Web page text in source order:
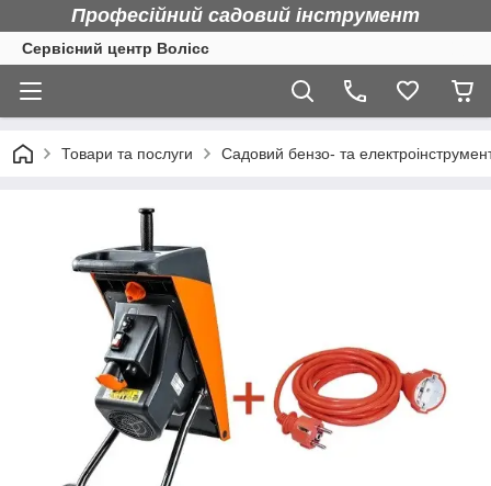
Професійний садовий інструмент
Сервісний центр Волісс
Товари та послуги Садовий бензо- та